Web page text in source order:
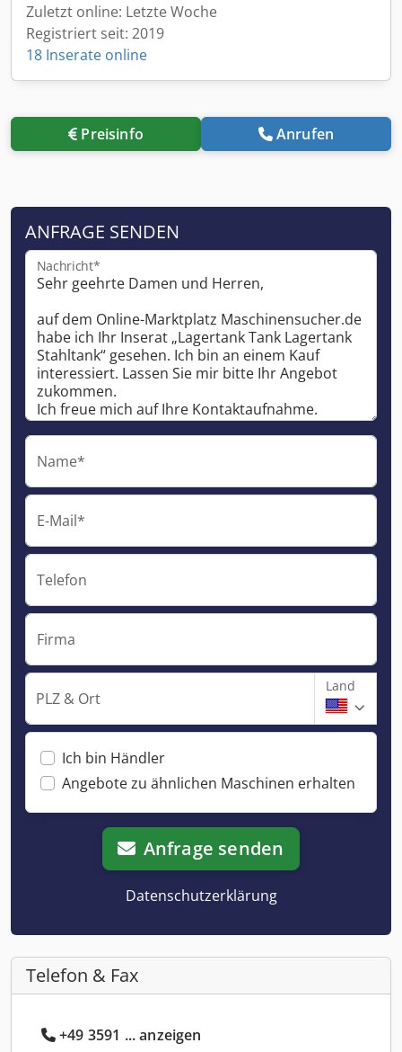
Zuletzt online: Letzte Woche
Registriert seit: 2019
18 Inserate online
Preisinfo Anrufen
ANFRAGE SENDEN
Nachricht*
Name*
E-Mail*
Telefon
Firma
PLZ & Ort
Land
Ich bin Händler
Angebote zu ähnlichen Maschinen erhalten
Anfrage senden
Datenschutzerklärung
Telefon & Fax
+49 3591 ... anzeigen